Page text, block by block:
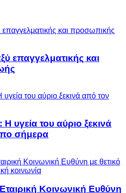
επαγγελματικής και
υγεία του αύριο ξεκινά
σήμερα
Κοινωνική Ευθύνη